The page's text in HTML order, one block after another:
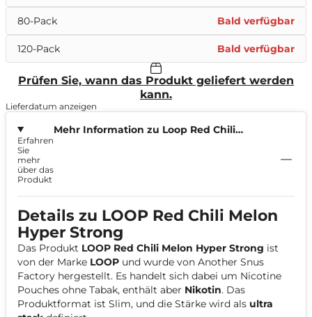
80-Pack Bald verfügbar
120-Pack Bald verfügbar
Prüfen Sie, wann das Produkt geliefert werden
kann.
Lieferdatum anzeigen
Mehr Information zu Loop Red Chili
Erfahren
Sie
mehr
über das
Produkt
Details zu LOOP Red Chili Melon
Hyper Strong
Das Produkt LOOP Red Chili Melon Hyper Strong ist
von der Marke LOOP und wurde von Another Snus
Factory hergestellt. Es handelt sich dabei um Nicotine
Pouches ohne Tabak, enthält aber Nikotin. Das
Produktformat ist Slim, und die Stärke wird als ultra